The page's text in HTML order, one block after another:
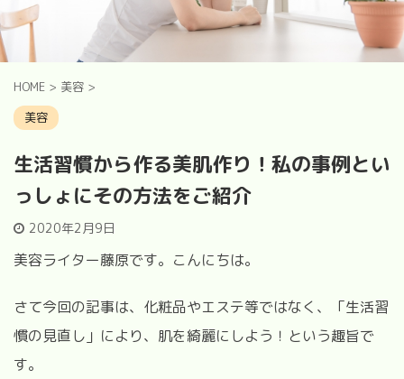
HOME > 美容 >
美容
生活習慣から作る美肌作り！私の事例とい
っしょにその方法をご紹介
2020年2月9日
美容ライター藤原です。こんにちは。
さて今回の記事は、化粧品やエステ等ではなく、「生活習
慣の見直し」により、肌を綺麗にしよう！という趣旨で
す。